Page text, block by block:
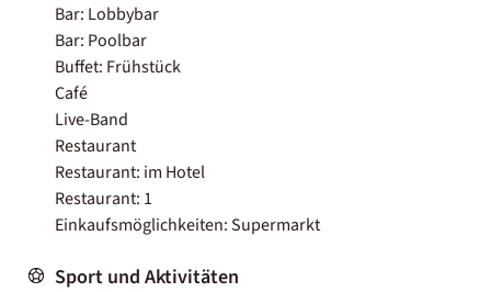
Bar: Lobbybar
Bar: Poolbar
Buffet: Frühstück
Café
Live-Band
Restaurant
Restaurant: im Hotel
Restaurant: 1
Einkaufsmöglichkeiten: Supermarkt
Sport und Aktivitäten